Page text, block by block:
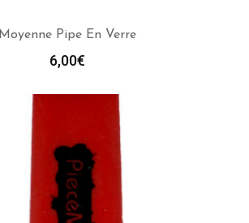
Moyenne Pipe En Verre
6,00€